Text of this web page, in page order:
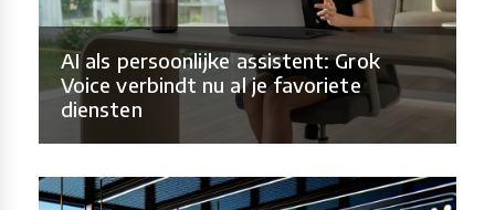
AI als persoonlijke assistent: Grok
Voice verbindt nu al je favoriete
diensten